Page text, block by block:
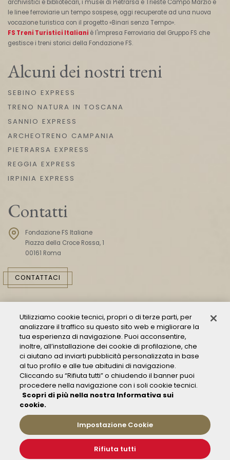
archivistici e bibliotecari, i musei di Pietrarsa e Trieste Campo Marzio e
le linee ferroviarie un tempo sospese, oggi recuperate ad una nuova
vocazione turistica con il progetto «Binari senza Tempo».
FS Treni Turistici Italiani è l'impresa Ferroviaria del Gruppo FS che
gestisce i treni storici della Fondazione FS.
Alcuni dei nostri treni
SEBINO EXPRESS
TRENO NATURA IN TOSCANA
SANNIO EXPRESS
ARCHEOTRENO CAMPANIA
PIETRARSA EXPRESS
REGGIA EXPRESS
IRPINIA EXPRESS
Contatti
Fondazione FS Italiane
Piazza della Croce Rossa, 1
00161 Roma
CONTATTACI
Consulta il Modello 231
Gestione delle segnalazioni - Whistleblowing
Condizioni Generali di Trasporto
Privacy policy
© 2019 Fondazione FS Italiane Informativa sui Cookies
Utilizziamo cookie tecnici, propri o di terze parti, per
analizzare il traffico su questo sito web e migliorare la
tua esperienza di navigazione. Puoi acconsentire,
inoltre, all’installazione dei cookie di profilazione, che
ci aiutano ad inviarti pubblicità personalizzata in base
al tuo profilo e alle tue abitudini di navigazione.
Cliccando su “Rifiuta tutti” o chiudendo il banner puoi
procedere nella navigazione con i soli cookie tecnici.
Scopri di più nella nostra Informativa sui
cookie.
Impostazione Cookie
Rifiuta tutti